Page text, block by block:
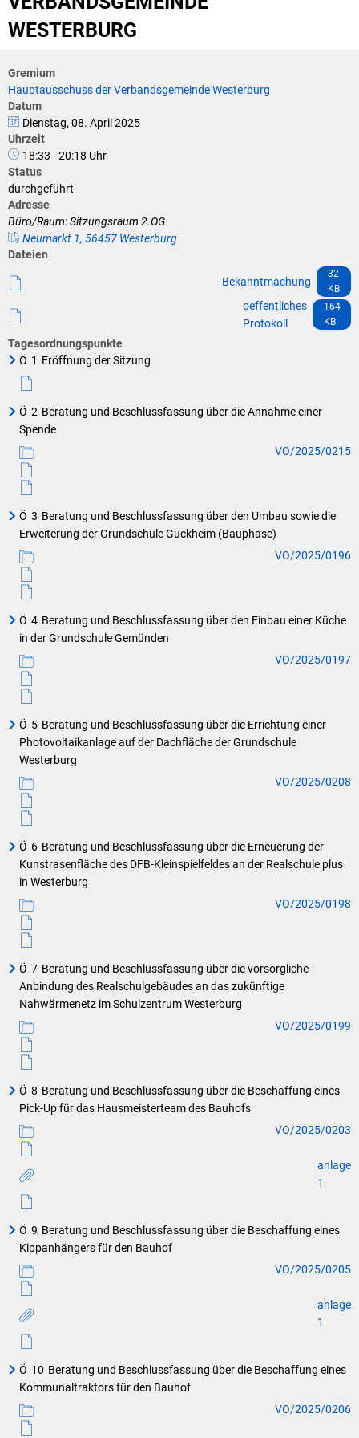
Westerwaldbad
WESTERBURG
Gremium
Hauptausschuss der Verbandsgemeinde Westerburg
Datum
Dienstag, 08. April 2025
Uhrzeit
18:33 - 20:18 Uhr
Status
durchgeführt
Adresse
Büro/Raum: Sitzungsraum 2.OG
Neumarkt 1, 56457 Westerburg
Dateien
Bekanntmachung
32
KB
oeffentliches
Protokoll
164
KB
Tagesordnungspunkte
Ö 1 Eröffnung der Sitzung
Ö 2 Beratung und Beschlussfassung über die Annahme einer
Spende
VO/2025/0215
Ö 3 Beratung und Beschlussfassung über den Umbau sowie die
Erweiterung der Grundschule Guckheim (Bauphase)
VO/2025/0196
Ö 4 Beratung und Beschlussfassung über den Einbau einer Küche
in der Grundschule Gemünden
VO/2025/0197
Ö 5 Beratung und Beschlussfassung über die Errichtung einer
Photovoltaikanlage auf der Dachfläche der Grundschule
Westerburg
VO/2025/0208
Ö 6 Beratung und Beschlussfassung über die Erneuerung der
Kunstrasenfläche des DFB-Kleinspielfeldes an der Realschule plus
in Westerburg
VO/2025/0198
Ö 7 Beratung und Beschlussfassung über die vorsorgliche
Anbindung des Realschulgebäudes an das zukünftige
Nahwärmenetz im Schulzentrum Westerburg
VO/2025/0199
Ö 8 Beratung und Beschlussfassung über die Beschaffung eines
Pick-Up für das Hausmeisterteam des Bauhofs
VO/2025/0203
anlage
1
Ö 9 Beratung und Beschlussfassung über die Beschaffung eines
Kippanhängers für den Bauhof
VO/2025/0205
anlage
1
Ö 10 Beratung und Beschlussfassung über die Beschaffung eines
Kommunaltraktors für den Bauhof
VO/2025/0206